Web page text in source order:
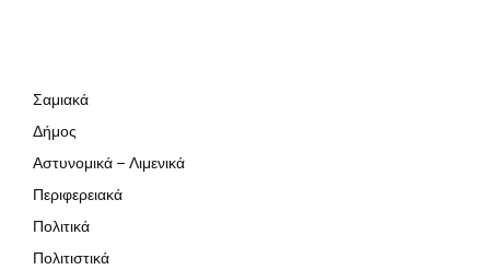
Σαμιακά
Δήμος
Αστυνομικά – Λιμενικά
Περιφερειακά
Πολιτικά
Πολιτιστικά